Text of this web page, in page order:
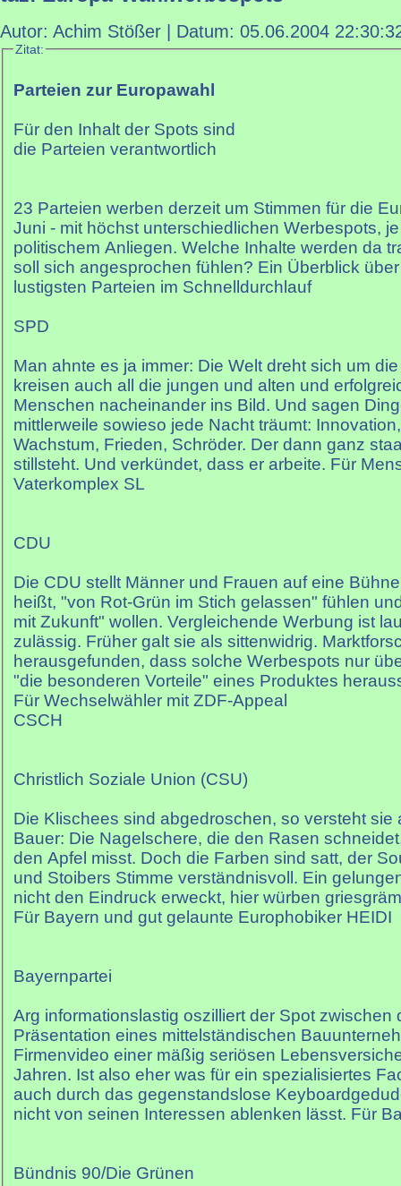
Autor: Achim Stößer | Datum: 05.06.2004
Zitat:
Parteien zur Europawahl
Für den Inhalt der Spots sind
die Parteien verantwortlich
23 Parteien werben derzeit um Stimmen für die
Juni - mit höchst unterschiedlichen Werbespots,
politischem Anliegen. Welche Inhalte werden da
soll sich angesprochen fühlen? Ein Überblick
lustigsten Parteien im Schnelldurchlauf
SPD
Man ahnte es ja immer: Die Welt dreht sich um
kreisen auch all die jungen und alten und
Menschen nacheinander ins Bild. Und sagen
mittlerweile sowieso jede Nacht träumt:
Wachstum, Frieden, Schröder. Der dann ganz
stillsteht. Und verkündet, dass er arbeite. Für
Vaterkomplex SL
CDU
Die CDU stellt Männer und Frauen auf eine
heißt, "von Rot-Grün im Stich gelassen" fühlen
mit Zukunft" wollen. Vergleichende Werbung ist
zulässig. Früher galt sie als sittenwidrig.
herausgefunden, dass solche Werbespots nur
"die besonderen Vorteile" eines Produktes
Für Wechselwähler mit ZDF-Appeal
CSCH
Christlich Soziale Union (CSU)
Die Klischees sind abgedroschen, so versteht sie
Bauer: Die Nagelschere, die den Rasen
den Apfel misst. Doch die Farben sind satt, der
und Stoibers Stimme verständnisvoll. Ein
nicht den Eindruck erweckt, hier würben
Für Bayern und gut gelaunte Europhobiker HEIDI
Bayernpartei
Arg informationslastig oszilliert der Spot zwischen
Präsentation eines mittelständischen
Firmenvideo einer mäßig seriösen
Jahren. Ist also eher was für ein spezialisiertes
auch durch das gegenstandslose
nicht von seinen Interessen ablenken lässt. Für
Bündnis 90/Die Grünen